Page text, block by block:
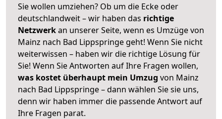
Sie wollen umziehen? Ob um die Ecke oder
deutschlandweit – wir haben das richtige
Netzwerkan unserer Seite, wenn es Umzüge von
Mainz nach Bad Lippspringe geht! Wenn Sie nicht
weiterwissen – haben wir die richtige Lösung für
Sie! Wenn Sie Antworten auf Ihre Fragen wollen,
was kostet überhaupt mein Umzug von Mainz
nach Bad Lippspringe – dann wählen Sie sie uns,
denn wir haben immer die passende Antwort auf
Ihre Fragen parat.